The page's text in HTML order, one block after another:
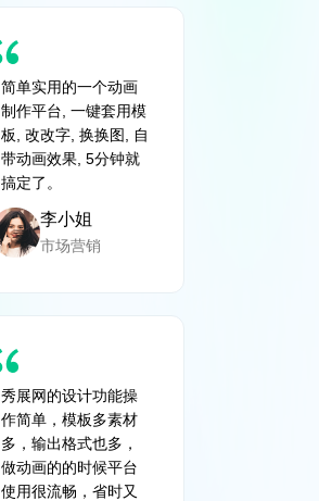
简单实用的一个动画
制作平台, 一键套用模
板, 改改字, 换换图, 自
带动画效果, 5分钟就
搞定了。
李小姐
市场营销
秀展网的设计功能操
作简单，模板多素材
多，输出格式也多，
做动画的的时候平台
使用很流畅，省时又